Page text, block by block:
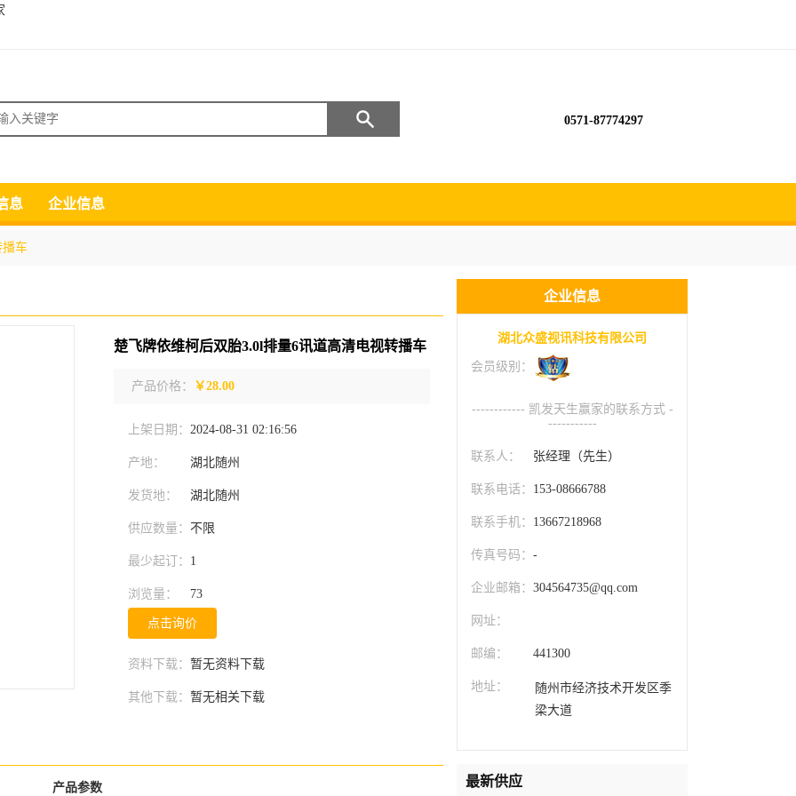
索 0571-87774297
息 企业信息
播车
楚飞牌依维柯后双胎3.0l排量6讯道高清电视转播车
产品价格： ￥28.00
上架日期： 2024-08-31 02:16:56
产地： 湖北随州
发货地： 湖北随州
供应数量： 不限
最少起订： 1
浏览量： 73
点击询价
资料下载： 暂无资料下载
其他下载： 暂无相关下载
产品参数
企业信息
湖北众盛视讯科技有限公司
会员级别：
------------ 凯发天生赢家的联系方式 -
-----------
联系人： 张经理（先生）
联系电话： 153-08666788
联系手机： 13667218968
传真号码： -
企业邮箱： 304564735@qq.com
网址：
邮编： 441300
地址：
随州市经济技术开发区季
梁大道
最新供应